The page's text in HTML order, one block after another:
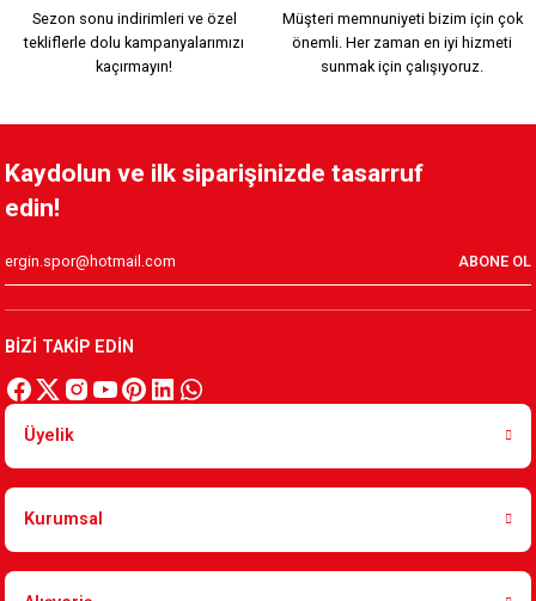
249,90 TL
HAKİKİ DERİ LOGO BİLEKLİK TAŞ İP BİLEKLİK 2
199,90 TL
249,90 TL
Sezon sonu indirimleri ve özel
tekliflerle dolu kampanyalarımızı
kaçırmayın!
Müşteri memnuniyeti bizim için çok
önemli. Her zaman en iyi hizmeti
sunmak için çalışıyoruz.
Kaydolun ve ilk siparişinizde tasarruf
edin!
ABONE OL
BİZİ TAKİP EDİN
Üyelik
Kurumsal